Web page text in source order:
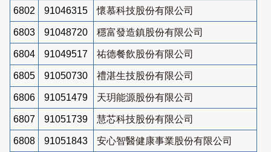
6802 91046315 懷慕科技股份有限公司
6803 91048720 穩富發造鎮股份有限公司
6804 91049517 祐德餐飲股份有限公司
6805 91050730 禮湛生技股份有限公司
6806 91051479 天玥能源股份有限公司
6807 91051739 慧芯科技股份有限公司
6808 91051843 安心智醫健康事業股份有限公司